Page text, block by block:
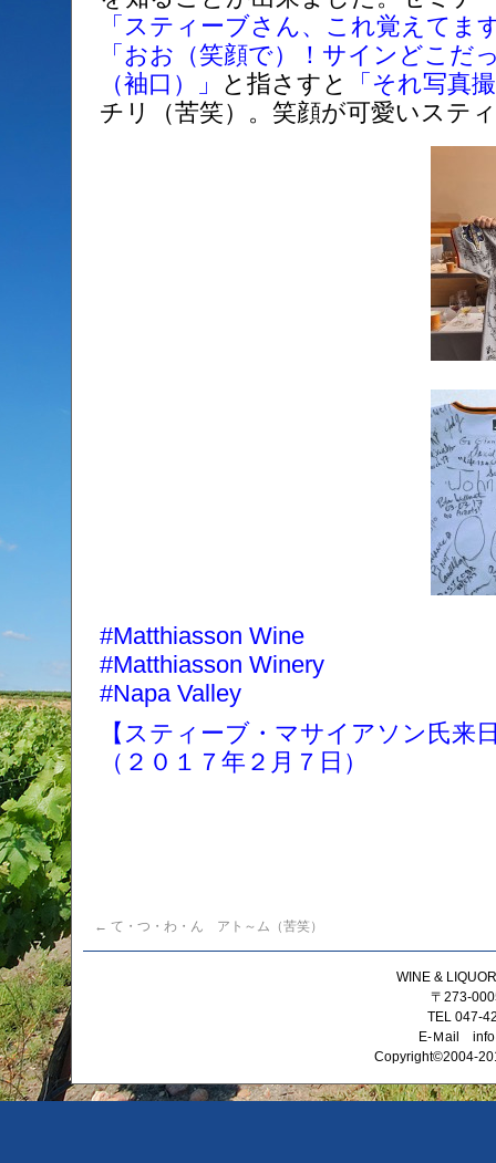
「スティーブさん、これ覚えてま
「おお（笑顔で）！サインどこだ
（袖口）」
と指さすと
「それ写真
チリ（苦笑）。笑顔が可愛いステ
#Matthiasson Wine
#Matthiasson Winery
#Napa Valley
【スティーブ・マサイアソン氏来
（２０１７年２月７日）
← て・つ・わ・ん アト～ム（苦笑）
WINE &
〒273-
TEL 047-
E-Ｍail
Copyright©2004-